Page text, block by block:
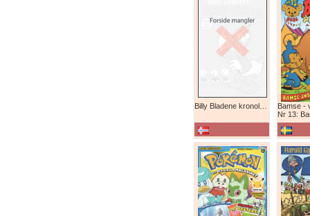
Nr 13: Bamse-